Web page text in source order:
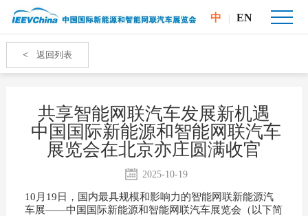
中 EN
< 返回列表
共享智能网联汽车发展新机遇
中国国际新能源和智能网联汽车
展览会在北京亦庄圆满收官
2025-10-19
10月19日，国内最具规模和影响力的智能网联新能源汽
车展——中国国际新能源和智能网联汽车展览会（以下简